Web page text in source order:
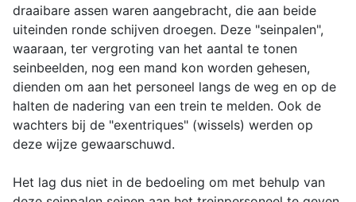
draaibare assen waren aangebracht, die aan beide
uiteinden ronde schijven droegen. Deze "seinpalen",
waaraan, ter vergroting van het aantal te tonen
seinbeelden, nog een mand kon worden gehesen,
dienden om aan het personeel langs de weg en op de
halten de nadering van een trein te melden. Ook de
wachters bij de "exentriques" (wissels) werden op
deze wijze gewaarschuwd.
Het lag dus niet in de bedoeling om met behulp van